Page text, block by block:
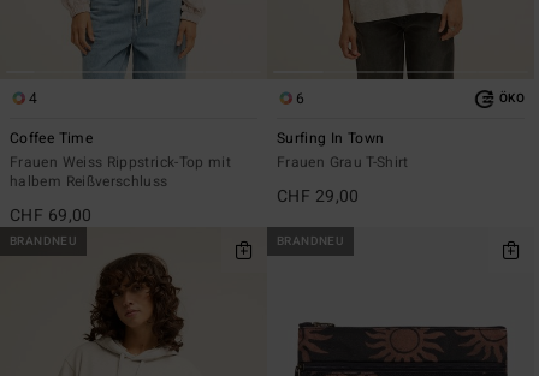
4
Coffee Time
Frauen Weiss Rippstrick-Top mit
halbem Reißverschluss
CHF 69,00
6 ÖKO
Surfing In Town
Frauen Grau T-Shirt
CHF 29,00
BRANDNEU BRANDNEU